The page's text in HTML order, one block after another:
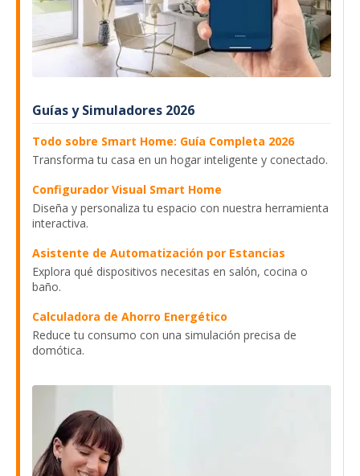
Guías y Simuladores 2026
Todo sobre Smart Home: Guía Completa 2026
Transforma tu casa en un hogar inteligente y conectado.
Configurador Visual Smart Home
Diseña y personaliza tu espacio con nuestra herramienta
interactiva.
Asistente de Automatización por Estancias
Explora qué dispositivos necesitas en salón, cocina o
baño.
Calculadora de Ahorro Energético
Reduce tu consumo con una simulación precisa de
domótica.